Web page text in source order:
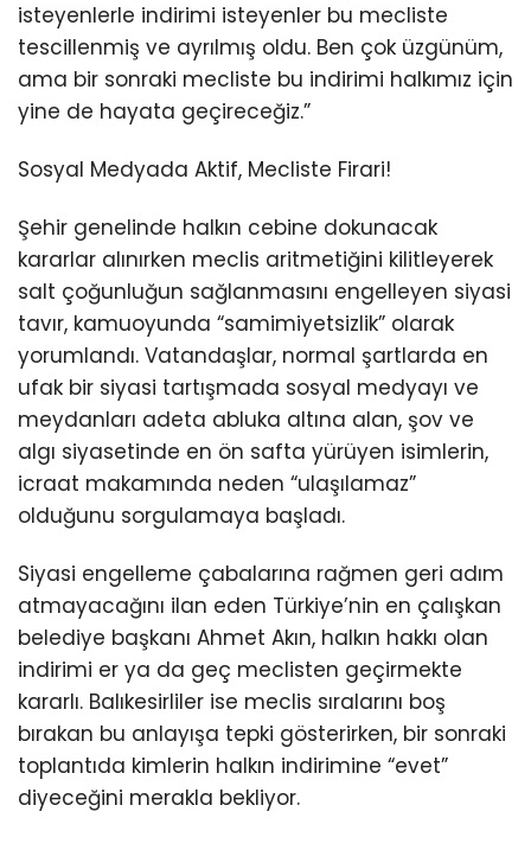
isteyenlerle indirimi isteyenler bu mecliste
tescillenmiş ve ayrılmış oldu. Ben çok üzgünüm,
ama bir sonraki mecliste bu indirimi halkımız için
yine de hayata geçireceğiz.”
Sosyal Medyada Aktif, Mecliste Firari!
Şehir genelinde halkın cebine dokunacak
kararlar alınırken meclis aritmetiğini kilitleyerek
salt çoğunluğun sağlanmasını engelleyen siyasi
tavır, kamuoyunda “samimiyetsizlik” olarak
yorumlandı. Vatandaşlar, normal şartlarda en
ufak bir siyasi tartışmada sosyal medyayı ve
meydanları adeta abluka altına alan, şov ve
algı siyasetinde en ön safta yürüyen isimlerin,
icraat makamında neden “ulaşılamaz”
olduğunu sorgulamaya başladı.
Siyasi engelleme çabalarına rağmen geri adım
atmayacağını ilan eden Türkiye’nin en çalışkan
belediye başkanı Ahmet Akın, halkın hakkı olan
indirimi er ya da geç meclisten geçirmekte
kararlı. Balıkesirliler ise meclis sıralarını boş
bırakan bu anlayışa tepki gösterirken, bir sonraki
toplantıda kimlerin halkın indirimine “evet”
diyeceğini merakla bekliyor.